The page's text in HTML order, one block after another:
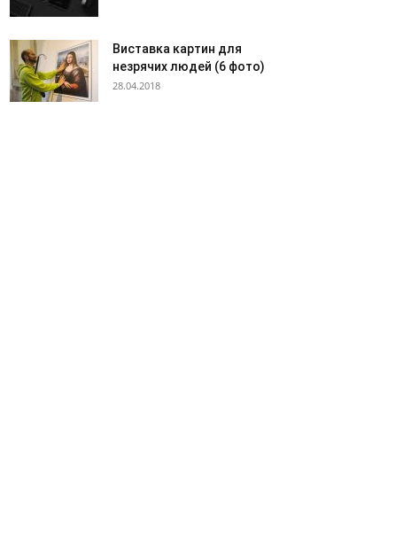
Виставка картин для
незрячих людей (6 фото)
28.04.2018